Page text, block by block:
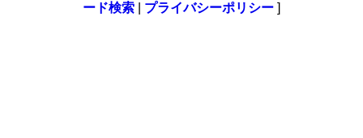
ード検索
プライバシーポリシー ]